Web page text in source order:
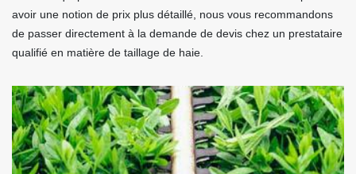
avoir une notion de prix plus détaillé, nous vous recommandons
de passer directement à la demande de devis chez un prestataire
qualifié en matière de taillage de haie.